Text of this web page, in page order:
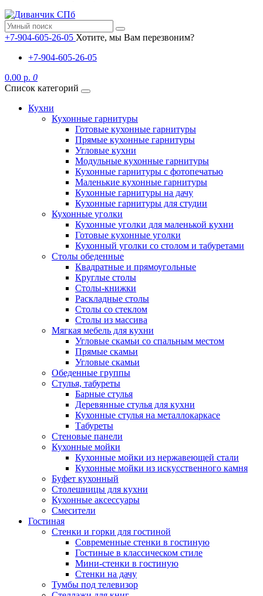
+7-904-605-26-05 Хотите, мы Вам перезвоним?
+7-904-605-26-05
0.00 р. 0
Список категорий
Кухни
Кухонные гарнитуры
Готовые кухонные гарнитуры
Прямые кухонные гарнитуры
Угловые кухни
Модульные кухонные гарнитуры
Кухонные гарнитуры с фотопечатью
Маленькие кухонные гарнитуры
Кухонные гарнитуры на дачу
Кухонные гарнитуры для студии
Кухонные уголки
Кухонные уголки для маленькой кухни
Готовые кухонные уголки
Кухонный уголки со столом и табуретами
Столы обеденные
Квадратные и прямоугольные
Круглые столы
Столы-книжки
Раскладные столы
Столы со стеклом
Столы из массива
Мягкая мебель для кухни
Угловые скамьи со спальным местом
Прямые скамьи
Угловые скамьи
Обеденные группы
Стулья, табуреты
Барные стулья
Деревянные стулья для кухни
Кухонные стулья на металлокаркасе
Табуреты
Стеновые панели
Кухонные мойки
Кухонные мойки из нержавеющей стали
Кухонные мойки из искусственного камня
Буфет кухонный
Столешницы для кухни
Кухонные аксессуары
Смесители
Гостиная
Стенки и горки для гостиной
Современные стенки в гостиную
Гостиные в классическом стиле
Мини-стенки в гостиную
Стенки на дачу
Тумбы под телевизор